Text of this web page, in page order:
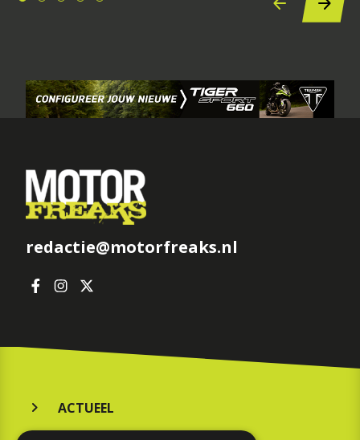
redactie@motorfreaks.nl
ACTUEEL